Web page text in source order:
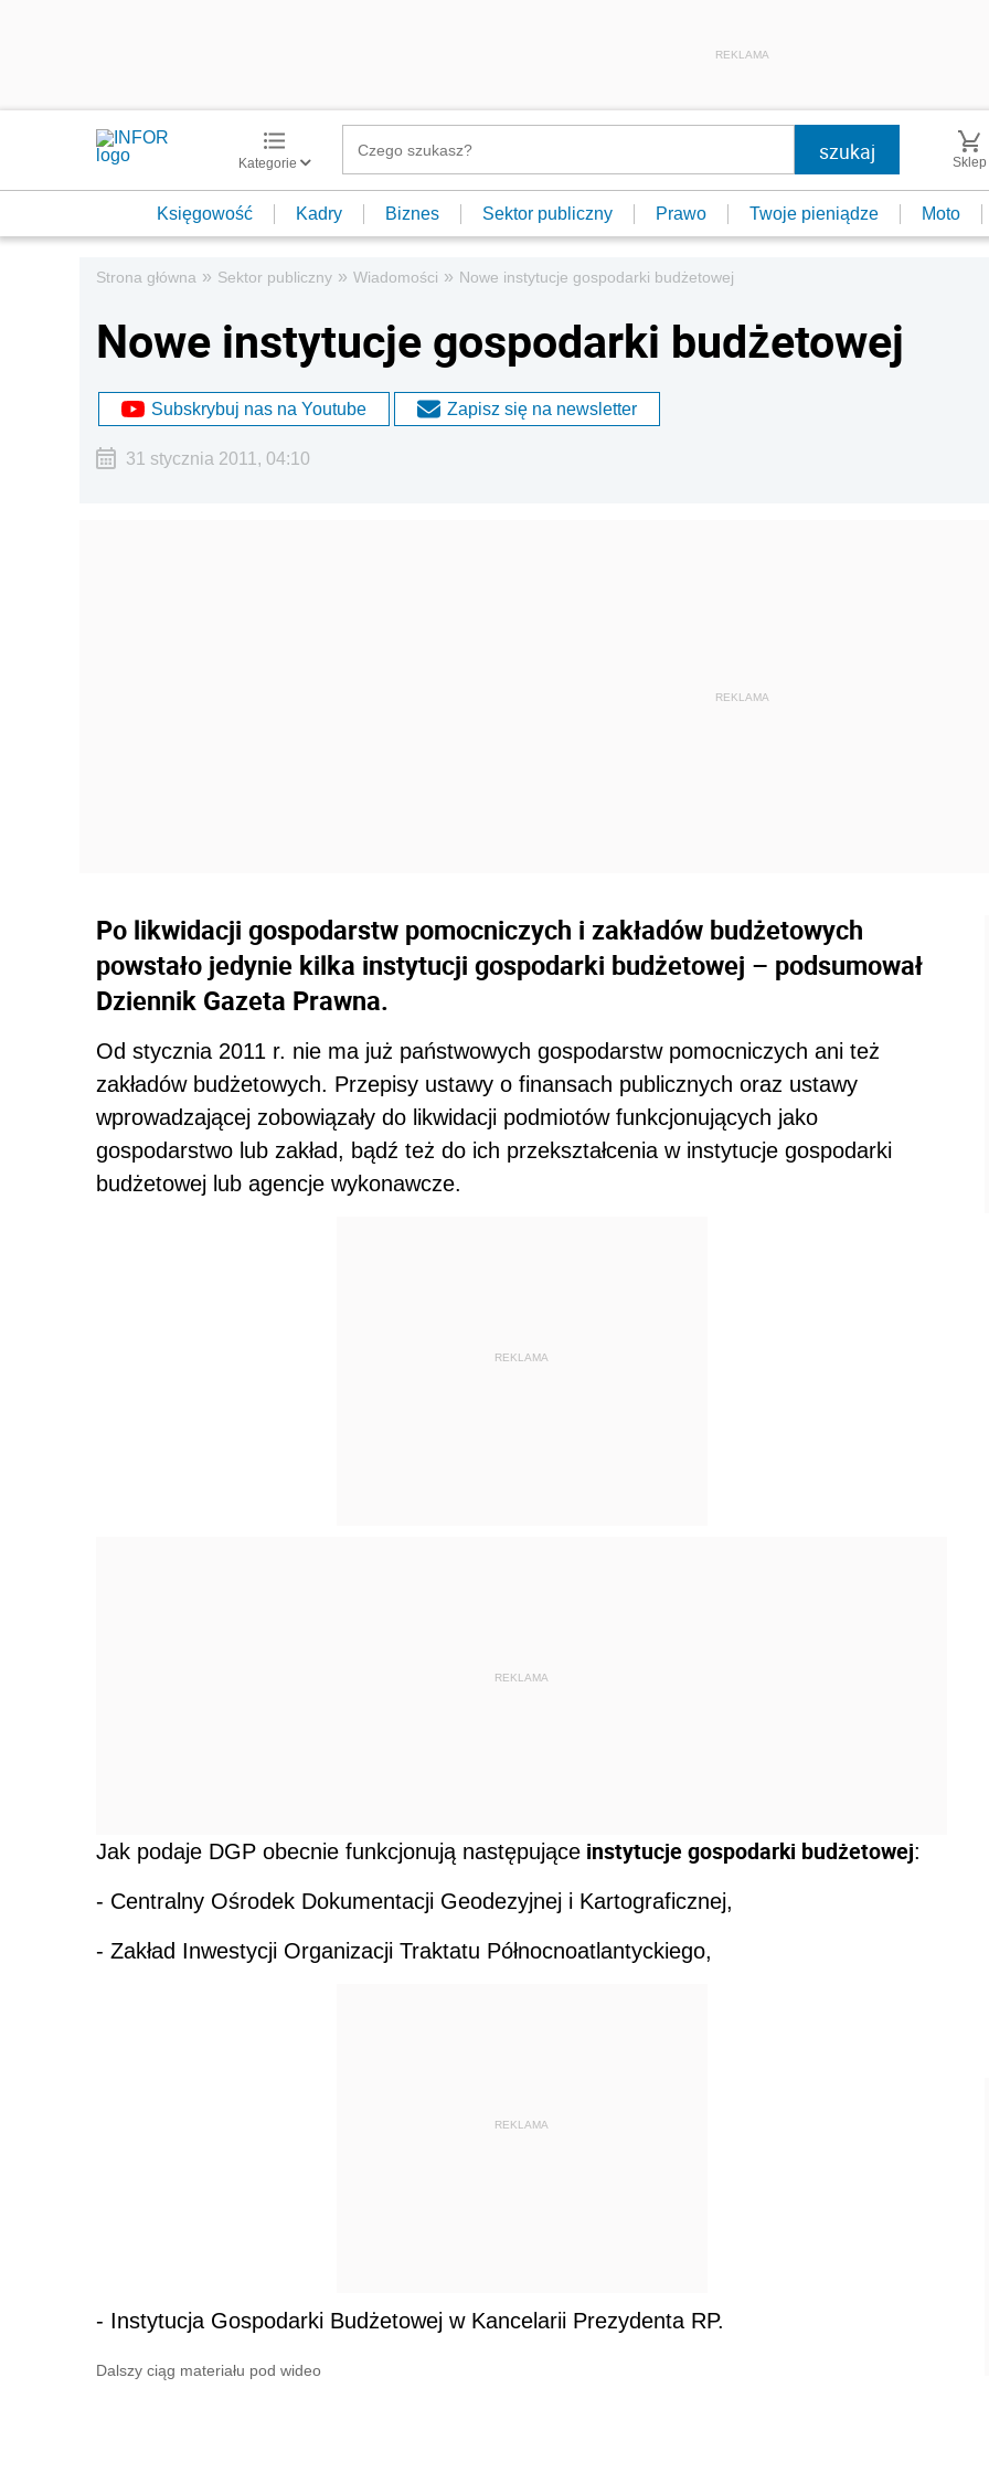
REKLAMA
Kategorie Sklep
Księgowość Kadry Biznes Sektor publiczny Prawo Twoje pieniądze Moto
Strona główna » Sektor publiczny » Wiadomości » Nowe instytucje gospodarki budżetowej
Nowe instytucje gospodarki budżetowej
Subskrybuj nas na Youtube Zapisz się na newsletter
31 stycznia 2011, 04:10
Po likwidacji gospodarstw pomocniczych i zakładów budżetowych
powstało jedynie kilka instytucji gospodarki budżetowej – podsumował
Dziennik Gazeta Prawna.
Od stycznia 2011 r. nie ma już państwowych gospodarstw pomocniczych ani też
zakładów budżetowych. Przepisy ustawy o finansach publicznych oraz ustawy
wprowadzającej zobowiązały do likwidacji podmiotów funkcjonujących jako
gospodarstwo lub zakład, bądź też do ich przekształcenia w instytucje gospodarki
budżetowej lub agencje wykonawcze.
REKLAMA
REKLAMA
Jak podaje DGP obecnie funkcjonują następujące instytucje gospodarki budżetowej:
- Centralny Ośrodek Dokumentacji Geodezyjnej i Kartograficznej,
- Zakład Inwestycji Organizacji Traktatu Północnoatlantyckiego,
REKLAMA
- Instytucja Gospodarki Budżetowej w Kancelarii Prezydenta RP.
Dalszy ciąg materiału pod wideo